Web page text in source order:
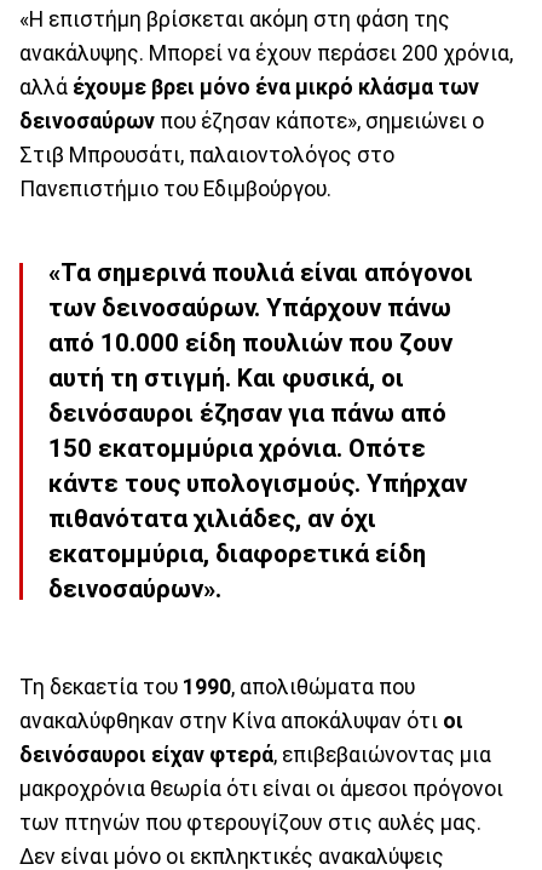
«Η επιστήμη βρίσκεται ακόμη στη φάση της
ανακάλυψης. Μπορεί να έχουν περάσει 200 χρόνια,
αλλά έχουμε βρει μόνο ένα μικρό κλάσμα των
δεινοσαύρων που έζησαν κάποτε», σημειώνει ο
Στιβ Μπρουσάτι, παλαιοντολόγος στο
Πανεπιστήμιο του Εδιμβούργου.
«Τα σημερινά πουλιά είναι απόγονοι
των δεινοσαύρων. Υπάρχουν πάνω
από 10.000 είδη πουλιών που ζουν
αυτή τη στιγμή. Και φυσικά, οι
δεινόσαυροι έζησαν για πάνω από
150 εκατομμύρια χρόνια. Οπότε
κάντε τους υπολογισμούς. Υπήρχαν
πιθανότατα χιλιάδες, αν όχι
εκατομμύρια, διαφορετικά είδη
δεινοσαύρων».
Τη δεκαετία του 1990, απολιθώματα που
ανακαλύφθηκαν στην Κίνα αποκάλυψαν ότι οι
δεινόσαυροι είχαν φτερά, επιβεβαιώνοντας μια
μακροχρόνια θεωρία ότι είναι οι άμεσοι πρόγονοι
των πτηνών που φτερουγίζουν στις αυλές μας.
Δεν είναι μόνο οι εκπληκτικές ανακαλύψεις